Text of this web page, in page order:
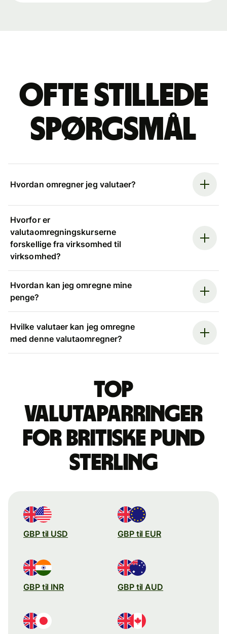
Ofte stillede
spørgsmål
Hvordan omregner jeg valutaer?
Hvorfor er
valutaomregningskurserne
forskellige fra virksomhed til
virksomhed?
Hvordan kan jeg omregne mine
penge?
Hvilke valutaer kan jeg omregne
med denne valutaomregner?
Top
valutaparringer
for britiske pund
sterling
GBP til USD GBP til EUR
GBP til INR GBP til AUD